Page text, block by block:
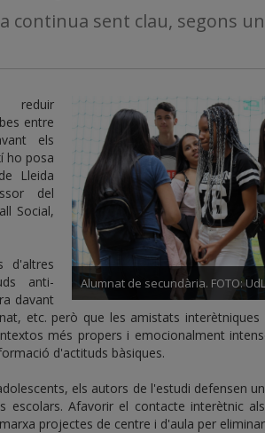
continua sent clau, segons
Alumnat de secundària. FOTO: UdL
reduir
entre
els
ho posa
Lleida
del
Social,
d'altres
anti-
davant
etc. però que les amistats
més propers i emocionalment
d'actituds bàsiques.
els autors de l'estudi defensen
escolars. Afavorir el contacte interètnic
projectes de centre i d'aula per